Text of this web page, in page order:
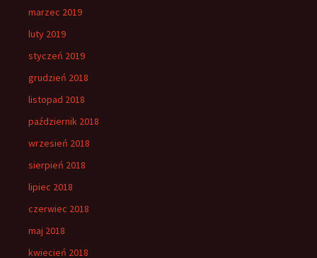
marzec 2019
luty 2019
styczeń 2019
grudzień 2018
listopad 2018
październik 2018
wrzesień 2018
sierpień 2018
lipiec 2018
czerwiec 2018
maj 2018
kwiecień 2018